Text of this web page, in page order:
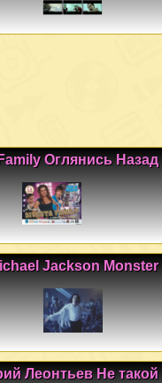
Оглянись Назад
Jackson Monster
Леонтьев Не такой